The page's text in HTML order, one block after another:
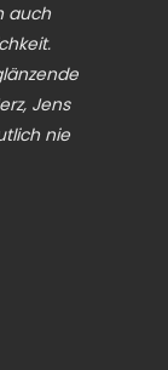
auch
Jens
nie